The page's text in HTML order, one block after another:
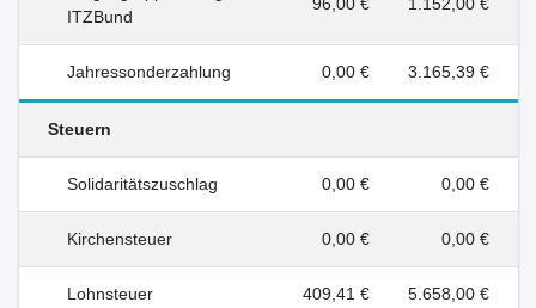
ITZBund
Jahressonderzahlung 0,00 € 3.165,39 €
Steuern
Solidaritätszuschlag 0,00 € 0,00 €
Kirchensteuer 0,00 € 0,00 €
Lohnsteuer 409,41 € 5.658,00 €